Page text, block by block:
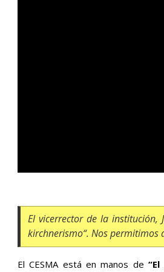
El vicerrector de la institución,
kirchnerismo“. Nos permitimos
El CESMA está en manos de